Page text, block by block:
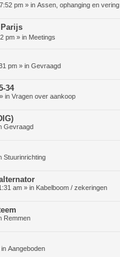
pm » in Assen, ophanging en vering
pm » in Meetings
pm » in Gevraagd
34
» in Vragen over aankoop
Gevraagd
Stuurinrichting
am » in Kabelboom / zekeringen
Remmen
in Aangeboden